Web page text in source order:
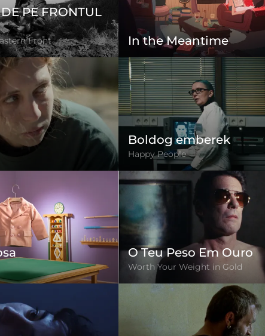
PE FRONTUL
Front In the Meantime
Boldog emberek
Happy People
O Teu Peso Em Ouro
Worth Your Weight in Gold